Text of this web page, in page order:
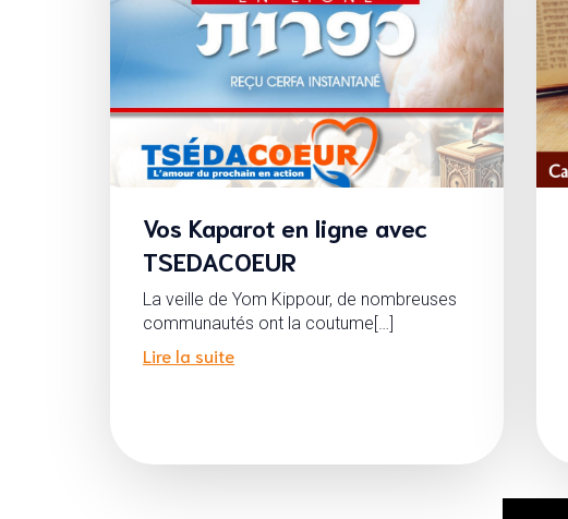
Vos Kaparot en ligne avec
TSEDACOEUR
La veille de Yom Kippour, de nombreuses
communautés ont la coutume[…]
Lire la suite